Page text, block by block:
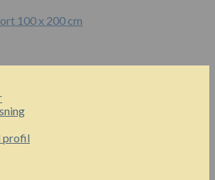
100 x 200 cm
profil